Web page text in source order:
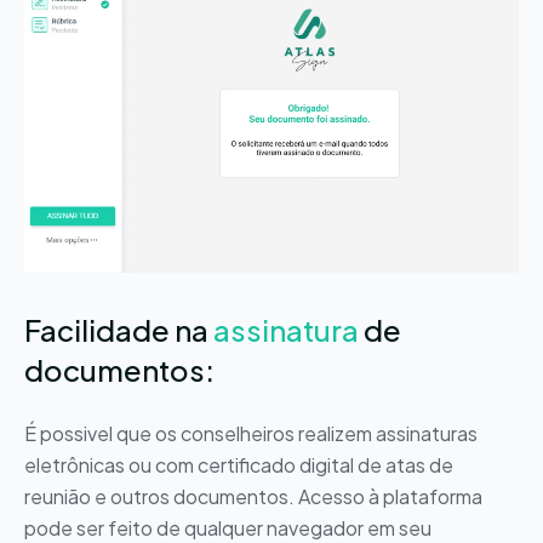
Facilidade na assinatura de
documentos:
É possivel que os conselheiros realizem assinaturas
eletrônicas ou com certificado digital de atas de
reunião e outros documentos. Acesso à plataforma
pode ser feito de qualquer navegador em seu